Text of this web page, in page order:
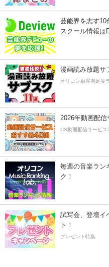
芸能界を志す10
スクール情報は
漫画読み放題サ
オリコン顧客満足度
2026年動画配信
CS動画配信サービス
毎週の音楽ラン
ク！
試写会、登壇イ
ト！
プレゼント特集